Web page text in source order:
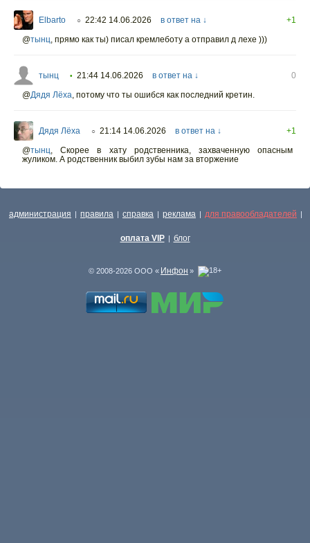
Elbarto ○ 22:42 14.06.2026 в ответ на ↓
+1
@тынц прямо как ты) писал кремлеботу а отправил д лехе )))
тынц • 21:44 14.06.2026 в ответ на ↓
0
@Дядя Лёха потому что ты ошибся как последний кретин.
Дядя Лёха ○ 21:14 14.06.2026 в ответ на ↓
+1
@тынц
Скорее в хату родственника, захваченную опасным
жуликом. А родственник выбил зубы нам за вторжение
администрация | правила | справка | реклама | для правообладателей |
оплата VIP | блог
© 2008-2026 ООО « Инфон »